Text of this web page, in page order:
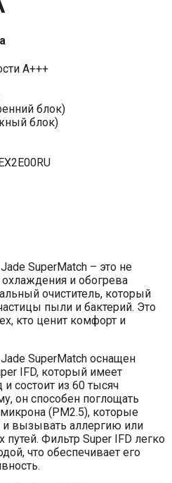
A+++
блок)
блок)
SuperMatch – это не
охлаждения и обогрева
очиститель, который
пыли и бактерий. Это
кто ценит комфорт и
SuperMatch оснащен
IFD, который имеет
и состоит из 60 тысяч
он способен поглощать
(PM2.5), которые
и вызывать аллергию или
Фильтр Super IFD легко
что обеспечивает его